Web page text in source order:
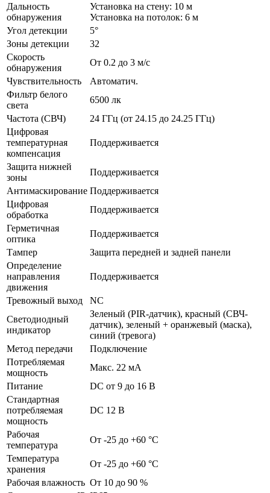
Дальность
обнаружения
Установка на стену: 10 м
Установка на потолок: 6 м
Угол детекции
5°
Зоны детекции
32
Скорость
обнаружения
От 0.2 до 3 м/с
Чувствительность
Автоматич.
Фильтр белого
света
6500 лк
Частота (СВЧ)
24 ГГц (от 24.15 до 24.25 ГГц)
Цифровая
температурная
компенсация
Поддерживается
Защита нижней
зоны
Поддерживается
Антимаскирование Поддерживается
Цифровая
обработка
Поддерживается
Герметичная
оптика
Поддерживается
Тампер
Защита передней и задней панели
Определение
направления
движения
Поддерживается
Тревожный выход
NC
Светодиодный
индикатор
Зеленый (PIR-датчик), красный (СВЧ-
датчик), зеленый + оранжевый (маска),
синий (тревога)
Метод передачи
Подключение
Потребляемая
мощность
Макс. 22 мА
Питание
DC от 9 до 16 В
Стандартная
потребляемая
мощность
DС 12 В
Рабочая
температура
От -25 до +60 °C
Температура
хранения
От -25 до +60 °C
Рабочая влажность От 10 до 90 %